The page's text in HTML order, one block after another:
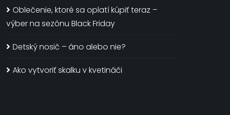
Oblečenie, ktoré sa oplatí kúpiť teraz –
výber na sezónu Black Friday
Detský nosič – áno alebo nie?
Ako vytvoriť skalku v kvetináči